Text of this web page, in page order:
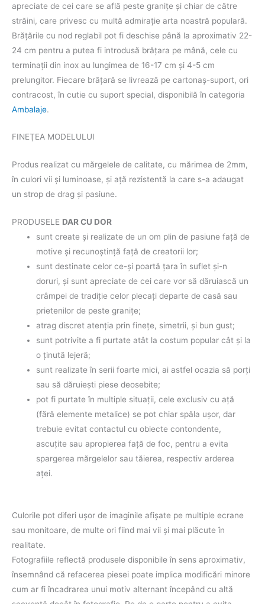
apreciate de cei care se află peste graniţe şi chiar de către
străini, care privesc cu multă admiraţie arta noastră populară.
Brățările cu nod reglabil pot fi deschise până la aproximativ 22-
24 cm pentru a putea fi introdusă brăţara pe mână, cele cu
terminații din inox au lungimea de 16-17 cm și 4-5 cm
prelungitor. Fiecare brăţară se livrează pe cartonaş-suport, ori
contracost, în cutie cu suport special, disponibilă în categoria
Ambalaje.
FINEŢEA MODELULUI
Produs realizat cu mărgelele de calitate, cu mărimea de 2mm,
în culori vii şi luminoase, şi aţă rezistentă la care s-a adaugat
un strop de drag şi pasiune.
PRODUSELE DAR CU DOR
sunt create şi realizate de un om plin de pasiune faţă de
motive şi recunoştinţă faţă de creatorii lor;
sunt destinate celor ce-şi poartă ţara în suflet şi-n
doruri, şi sunt apreciate de cei care vor să dăruiască un
crâmpei de tradiţie celor plecaţi departe de casă sau
prietenilor de peste graniţe;
atrag discret atenţia prin fineţe, simetrii, şi bun gust;
sunt potrivite a fi purtate atât la costum popular cât şi la
o ţinută lejeră;
sunt realizate în serii foarte mici, ai astfel ocazia să porţi
sau să dăruieşti piese deosebite;
pot fi purtate în multiple situaţii, cele exclusiv cu aţă
(fără elemente metalice) se pot chiar spăla uşor, dar
trebuie evitat contactul cu obiecte contondente,
ascuţite sau apropierea faţă de foc, pentru a evita
spargerea mărgelelor sau tăierea, respectiv arderea
aţei.
Culorile pot diferi uşor de imaginile afişate pe multiple ecrane
sau monitoare, de multe ori fiind mai vii şi mai plăcute în
realitate.
Fotografiile reflectă produsele disponibile în sens aproximativ,
însemnând că refacerea piesei poate implica modificări minore
cum ar fi încadrarea unui motiv alternant începând cu altă